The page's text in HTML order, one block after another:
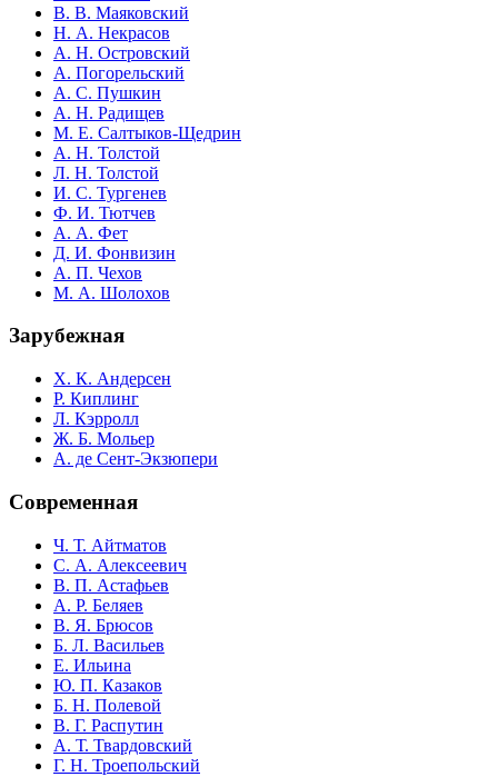
В. В. Маяковский
Н. А. Некрасов
А. Н. Островский
А. Погорельский
А. С. Пушкин
А. Н. Радищев
М. Е. Салтыков-Щедрин
А. Н. Толстой
Л. Н. Толстой
И. С. Тургенев
Ф. И. Тютчев
А. А. Фет
Д. И. Фонвизин
А. П. Чехов
М. А. Шолохов
Зарубежная
Х. К. Андерсен
Р. Киплинг
Л. Кэрролл
Ж. Б. Мольер
А. де Сент-Экзюпери
Современная
Ч. Т. Айтматов
С. А. Алексеевич
В. П. Астафьев
А. Р. Беляев
В. Я. Брюсов
Б. Л. Васильев
Е. Ильина
Ю. П. Казаков
Б. Н. Полевой
В. Г. Распутин
А. Т. Твардовский
Г. Н. Троепольский